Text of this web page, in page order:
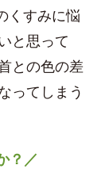
くすみに悩
と思って
との色の差
ってしまう
？／